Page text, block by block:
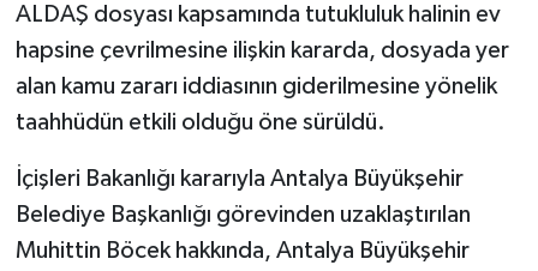
ALDAŞ dosyası kapsamında tutukluluk halinin ev
hapsine çevrilmesine ilişkin kararda, dosyada yer
alan kamu zararı iddiasının giderilmesine yönelik
taahhüdün etkili olduğu öne sürüldü.
İçişleri Bakanlığı kararıyla Antalya Büyükşehir
Belediye Başkanlığı görevinden uzaklaştırılan
Muhittin Böcek hakkında, Antalya Büyükşehir